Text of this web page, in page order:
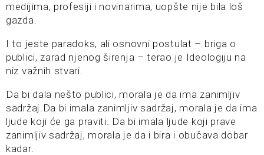
medijima, profesiji i novinarima, uopšte nije bila loš
gazda.
I to jeste paradoks, ali osnovni postulat – briga o
publici, zarad njenog širenja – terao je Ideologiju na
niz važnih stvari.
Da bi dala nešto publici, morala je da ima zanimljiv
sadržaj.Da bi imala zanimljiv sadržaj, morala je da ima
ljude koji će ga praviti. Da bi imala ljude koji prave
zanimljiv sadržaj, morala je da i bira i obučava dobar
kadar.